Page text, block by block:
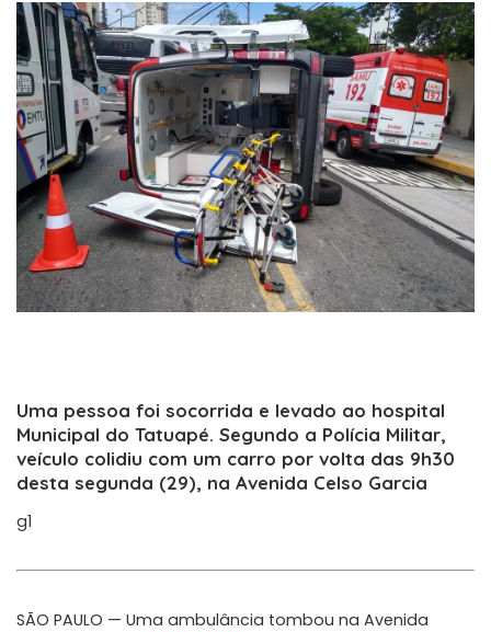
Uma pessoa foi socorrida e levado ao hospital
Municipal do Tatuapé. Segundo a Polícia Militar,
veículo colidiu com um carro por volta das 9h30
desta segunda (29), na Avenida Celso Garcia
g1
SÃO PAULO — Uma ambulância tombou na Avenida